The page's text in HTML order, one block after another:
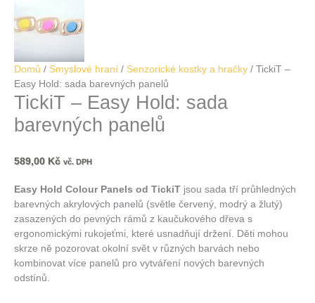
Domů / Smyslové hraní / Senzorické kostky a hračky / TickiT –
Easy Hold: sada barevných panelů
TickiT – Easy Hold: sada
barevných panelů
589,00 Kč vč. DPH
Easy Hold Colour Panels od TickiT jsou sada tří průhledných
barevných akrylových panelů (světle červený, modrý a žlutý)
zasazených do pevných rámů z kaučukového dřeva s
ergonomickými rukojeťmi, které usnadňují držení. Děti mohou
skrze ně pozorovat okolní svět v různých barvách nebo
kombinovat více panelů pro vytváření nových barevných
odstínů.